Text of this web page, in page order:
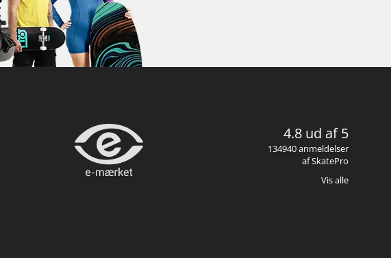
4.8 ud af 5
134940 anmeldelser
af SkatePro
Vis alle